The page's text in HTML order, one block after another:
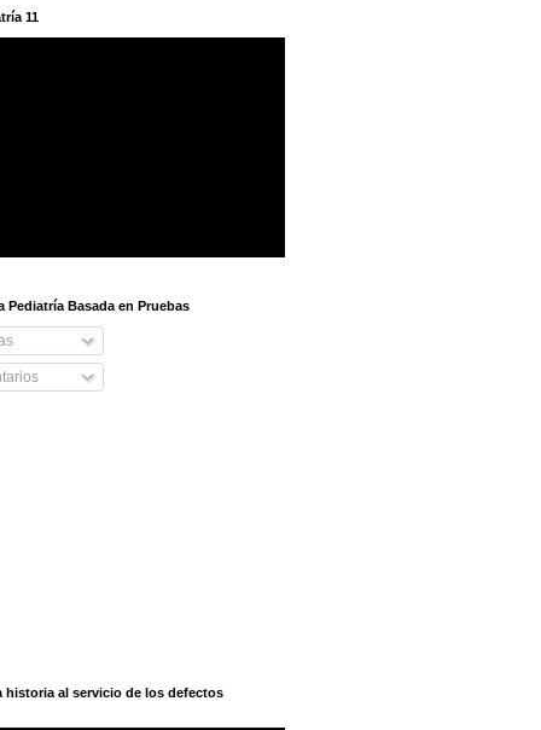
11
Pediatría Basada en Pruebas
historia al servicio de los defectos